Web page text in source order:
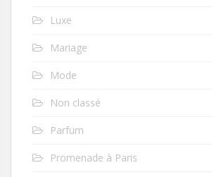
Luxe
Mariage
Mode
Non classé
Parfum
Promenade à Paris